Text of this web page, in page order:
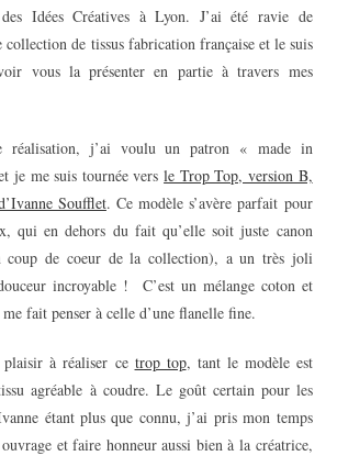
Idées Créatives à Lyon. J’ai été ravie de
de tissus fabrication française et le suis
vous la présenter en partie à travers mes
réalisation, j’ai voulu un patron « made in
je me suis tournée versle Trop Top, version B,
Soufflet. Ce modèle s’avère parfait pour
qui en dehors du fait qu’elle soit juste canon
coup de coeur de la collection), a un très joli
incroyable ! C’est un mélange coton et
fait penser à celle d’une flanelle fine.
plaisir à réaliser ce trop top, tant le modèle est
agréable à coudre. Le goût certain pour les
étant plus que connu, j’ai pris mon temps
et faire honneur aussi bien à la créatrice,